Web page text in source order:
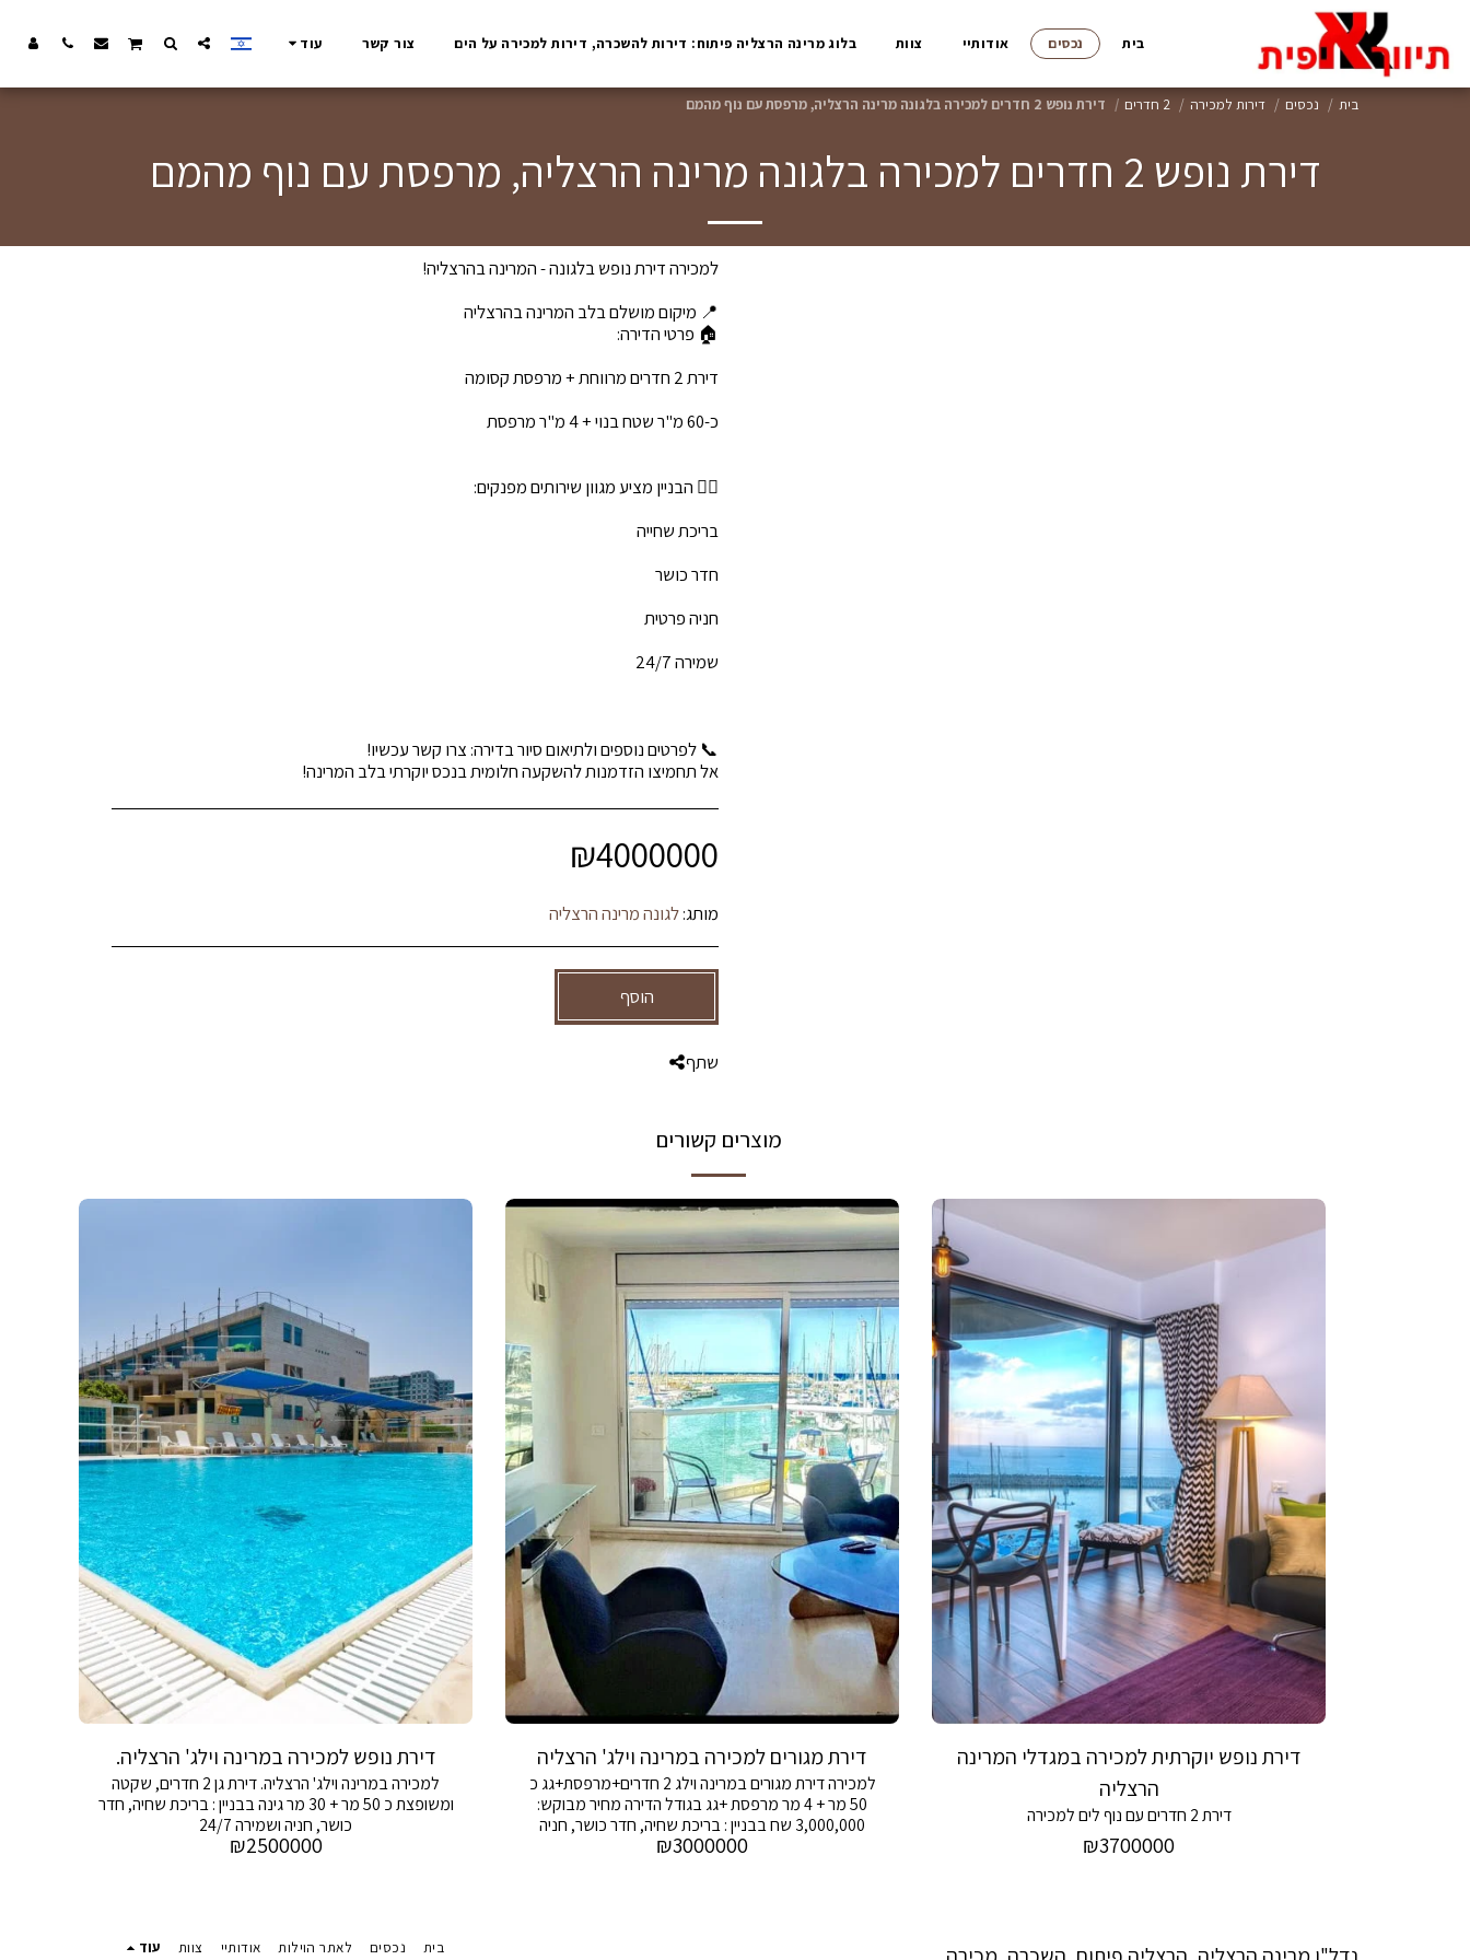
בית נכסים אודותיי צוות בלוג מרינה הרצליה פיתוח: דירות להשכרה, דירות למכירה על הים צור קשר עוד
בית נכסים דירות למכירה 2 חדרים דירת נופש 2 חדרים למכירה בלגונה מרינה הרצליה, מרפסת עם נוף מהמם
דירת נופש 2 חדרים למכירה בלגונה מרינה הרצליה, מרפסת עם נוף מהמם
אל תחמיצו הזדמנות להשקעה חלומית בנכס יוקרתי בלב המרינה!
₪4000000
מותג:לגונה מרינה הרצליה
הוסף
שתף
מוצרים קשורים
דירת נופש יוקרתית למכירה במגדלי המרינה
הרצליה
דירת 2 חדרים עם נוף לים למכירה
₪3700000
דירת מגורים למכירה במרינה וילג' הרצליה
למכירה דירת מגורים במרינה וילג 2 חדרים+מרפסת+גג כ
50 מר + 4 מר מרפסת +גג בגודל הדירה מחיר מבוקש:
3,000,000 שח בבניין : בריכת שחיה, חדר כושר, חניה
שומר 24/7
₪3000000
דירת נופש למכירה במרינה וילג' הרצליה.
למכירה במרינה וילג' הרצליה. דירת גן 2 חדרים, שקטה
ומשופצת כ 50 מר + 30 מר גינה בבניין : בריכת שחיה, חדר
כושר, חניה ושמירה 24/7
₪2500000
בית נכסים לאתר הוילות אודותיי צוות עוד